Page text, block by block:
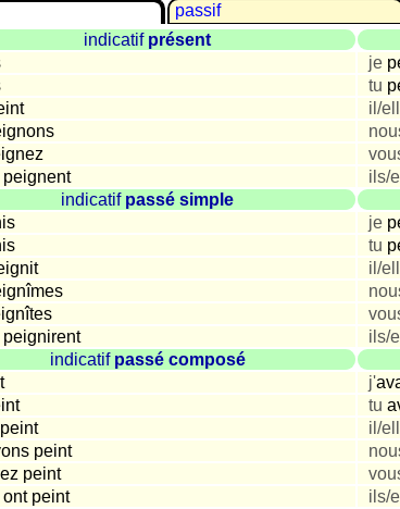
passif
indicatif présent
je
tu
il/
peignent ils/
indicatif passé simple
je
tu
il/
peignirent ils/
indicatif passé composé
j'
tu
il/
peint
peint
ont peint ils/